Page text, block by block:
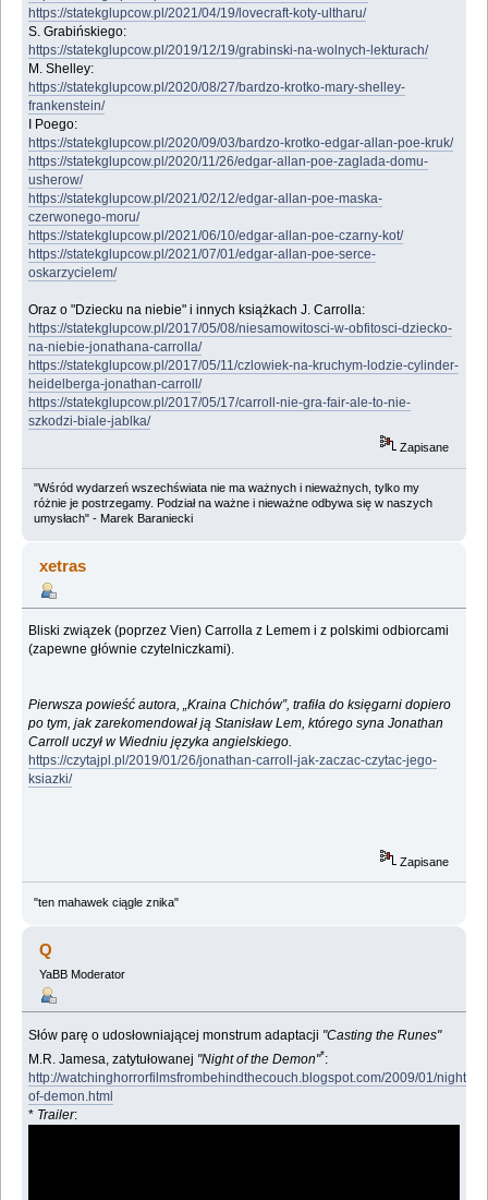
https://statekglupcow.pl/2021/04/19/lovecraft-koty-ultharu/
S. Grabińskiego:
https://statekglupcow.pl/2019/12/19/grabinski-na-wolnych-lekturach/
M. Shelley:
https://statekglupcow.pl/2020/08/27/bardzo-krotko-mary-shelley-
frankenstein/
I Poego:
https://statekglupcow.pl/2020/09/03/bardzo-krotko-edgar-allan-poe-kruk/
https://statekglupcow.pl/2020/11/26/edgar-allan-poe-zaglada-domu-
usherow/
https://statekglupcow.pl/2021/02/12/edgar-allan-poe-maska-
czerwonego-moru/
https://statekglupcow.pl/2021/06/10/edgar-allan-poe-czarny-kot/
https://statekglupcow.pl/2021/07/01/edgar-allan-poe-serce-
oskarzycielem/
Oraz o "Dziecku na niebie" i innych książkach J. Carrolla:
https://statekglupcow.pl/2017/05/08/niesamowitosci-w-obfitosci-dziecko-
na-niebie-jonathana-carrolla/
https://statekglupcow.pl/2017/05/11/czlowiek-na-kruchym-lodzie-cylinder-
heidelberga-jonathan-carroll/
https://statekglupcow.pl/2017/05/17/carroll-nie-gra-fair-ale-to-nie-
szkodzi-biale-jablka/
Zapisane
"Wśród wydarzeń wszechświata nie ma ważnych i nieważnych, tylko my
różnie je postrzegamy. Podział na ważne i nieważne odbywa się w naszych
umysłach" - Marek Baraniecki
xetras
Bliski związek (poprzez Vien) Carrolla z Lemem i z polskimi odbiorcami
(zapewne głównie czytelniczkami).
Pierwsza powieść autora, „Kraina Chichów”, trafiła do księgarni dopiero
po tym, jak zarekomendował ją Stanisław Lem, którego syna Jonathan
Carroll uczył w Wiedniu języka angielskiego.
https://czytajpl.pl/2019/01/26/jonathan-carroll-jak-zaczac-czytac-jego-
ksiazki/
Zapisane
"ten mahawek ciągle znika"
Q
YaBB Moderator
Słów parę o udosłowniającej monstrum adaptacji "Casting the Runes"
M.R. Jamesa, zatytułowanej "Night of the Demon"*:
http://watchinghorrorfilmsfrombehindthecouch.blogspot.com/2009/01/night-
of-demon.html
* Trailer: